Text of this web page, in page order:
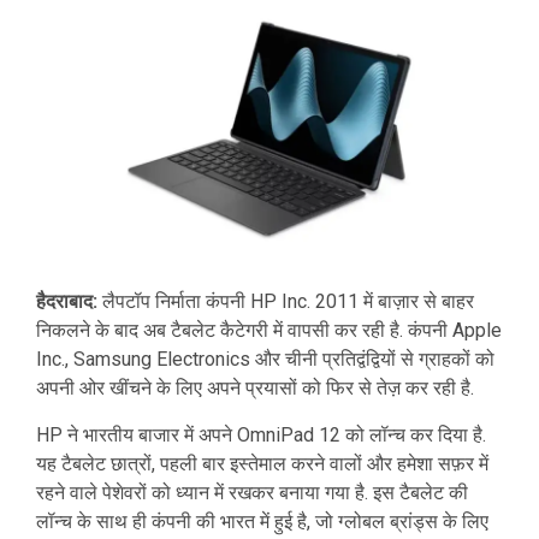
हैदराबाद: लैपटॉप निर्माता कंपनी HP Inc. 2011 में बाज़ार से बाहर
निकलने के बाद अब टैबलेट कैटेगरी में वापसी कर रही है. कंपनी Apple
Inc., Samsung Electronics और चीनी प्रतिद्वंद्वियों से ग्राहकों को
अपनी ओर खींचने के लिए अपने प्रयासों को फिर से तेज़ कर रही है.
HP ने भारतीय बाजार में अपने OmniPad 12 को लॉन्च कर दिया है.
यह टैबलेट छात्रों, पहली बार इस्तेमाल करने वालों और हमेशा सफ़र में
रहने वाले पेशेवरों को ध्यान में रखकर बनाया गया है. इस टैबलेट की
लॉन्च के साथ ही कंपनी की भारत में हुई है, जो ग्लोबल ब्रांड्स के लिए